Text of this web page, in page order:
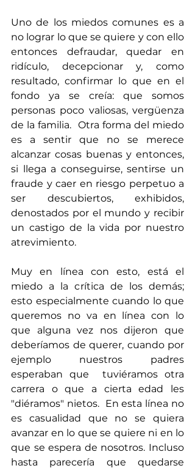
Uno de los miedos comunes es a
no lograr lo que se quiere y con ello
entonces defraudar, quedar en
ridículo, decepcionar y, como
resultado, confirmar lo que en el
fondo ya se creía: que somos
personas poco valiosas, vergüenza
de la familia.  Otra forma del miedo
es a sentir que no se merece
alcanzar cosas buenas y entonces,
si llega a conseguirse, sentirse un
fraude y caer en riesgo perpetuo a
ser descubiertos, exhibidos,
denostados por el mundo y recibir
un castigo de la vida por nuestro
atrevimiento.
Muy en línea con esto, está el
miedo a la crítica de los demás;
esto especialmente cuando lo que
queremos no va en línea con lo
que alguna vez nos dijeron que
deberíamos de querer, cuando por
ejemplo nuestros padres
esperaban que  tuviéramos otra
carrera o que a cierta edad les
"diéramos" nietos.  En esta línea no
es casualidad que no se quiera
avanzar en lo que se quiere ni en lo
que se espera de nosotros. Incluso
hasta parecería que quedarse